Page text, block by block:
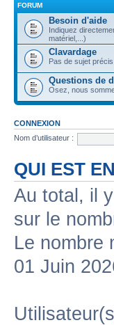
FORUM
Besoin d'aide
Indiquez
matériel,...)
Clavardage
Pas de sujet
Questions de
Osez, nous
CONNEXION
Nom d’utilisateur :
QUI EST
Au total, il
sur le
Le nombre
01 Juin